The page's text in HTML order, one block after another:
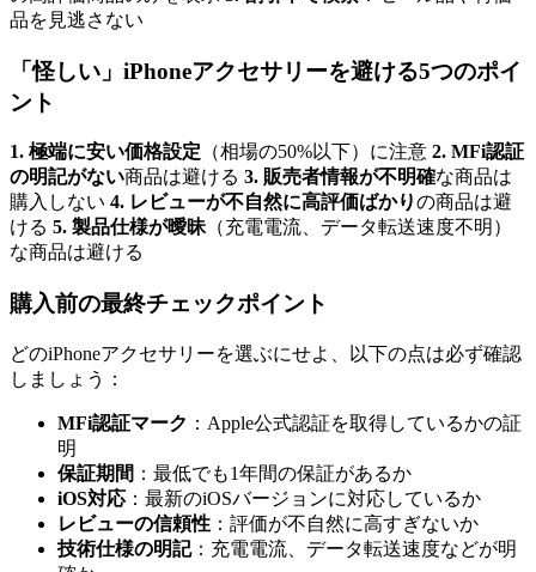
品を見逃さない
「怪しい」iPhoneアクセサリーを避ける5つのポイ
ント
1. 極端に安い価格設定 （相場の50%以下）に注意 2. MFi認証
の明記がない商品は避ける 3. 販売者情報が不明確な商品は
購入しない 4. レビューが不自然に高評価ばかりの商品は避
ける 5. 製品仕様が曖昧 （充電電流、データ転送速度不明）
な商品は避ける
購入前の最終チェックポイント
どのiPhoneアクセサリーを選ぶにせよ、以下の点は必ず確認
しましょう：
MFi認証マーク ：Apple公式認証を取得しているかの証
明
保証期間 ：最低でも1年間の保証があるか
iOS対応 ：最新のiOSバージョンに対応しているか
レビューの信頼性 ：評価が不自然に高すぎないか
技術仕様の明記：充電電流、データ転送速度などが明